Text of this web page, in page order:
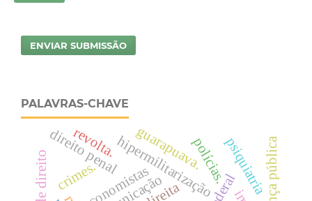
ENVIAR SUBMISSÃO
PALAVRAS-CHAVE
hipermilitarização
polícias.
guarapuava.
economistas psiquiatria
direito penal
crimes.
revolta.